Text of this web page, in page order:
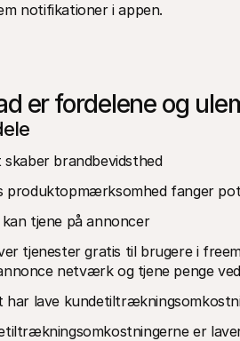
notifikationer i appen.
er fordelene og
skaber brandbevidsthed
produktopmærksomhed fanger
kan tjene på annoncer
tjenester gratis til brugere i
netværk og tjene penge
har lave
er